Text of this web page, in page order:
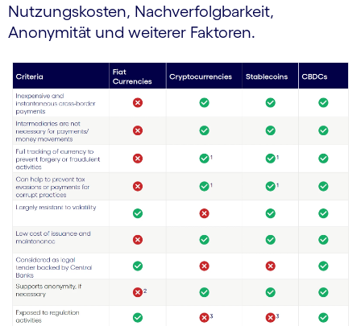
Nutzungskosten, Nachverfolgbarkeit,
Anonymität und weiterer Faktoren.